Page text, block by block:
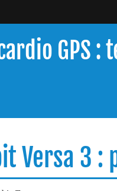
GPS :
Versa 3 :